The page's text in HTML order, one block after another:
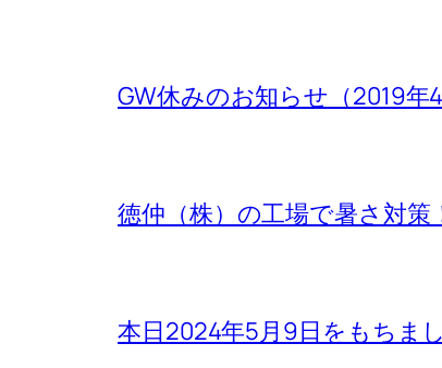
GW休みのお知らせ（2019年
徳仲（株）の工場で暑さ対
本日2024年5月9日をもちま